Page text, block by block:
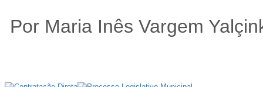
Por Maria Inês Vargem